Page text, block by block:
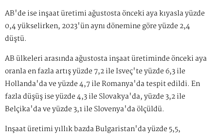
AB'de ise inşaat üretimi ağustosta önceki aya kıyasla yüzde
0,4 yükselirken, 2023'ün aynı dönemine göre yüzde 2,4
düştü.
AB ülkeleri arasında ağustosta inşaat üretiminde önceki aya
oranla en fazla artış yüzde 7,2 ile İsveç'te yüzde 6,3 ile
Hollanda'da ve yüzde 4,7 ile Romanya'da tespit edildi. En
fazla düşüş ise yüzde 4,3 ile Slovakya'da, yüzde 3,2 ile
Belçika'da ve yüzde 3,1 ile Slovenya'da ölçüldü.
İnşaat üretimi yıllık bazda Bulgaristan'da yüzde 5,5,